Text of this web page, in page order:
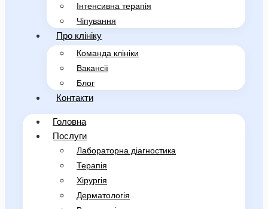
Інтенсивна терапія
Чіпування
Про клініку
Команда клініки
Вакансії
Блог
Контакти
Головна
Послуги
Лабораторна діагностика
Терапія
Хірургія
Дерматологія